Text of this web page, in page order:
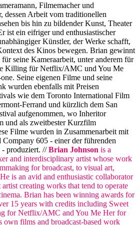
Filmemacher und
dessen Arbeit vom traditionellen
bis hin zu bildender Kunst, Theater
ist ein eifriger und enthusiastischer
Künstler, der Werke schafft,
des Kinos bewegen. Brian gewinnt
für seine Kameraarbeit, unter anderem für
Killing für Netflix/AMC und You Me
Seine eigenen Filme und seine
wurden ebenfalls mit Preisen
wie dem Toronto International Film
Ferrand und kürzlich dem San
aufgenommen, wo Inheritor
und als zweitbester Kurzfilm
Filme wurden in Zusammenarbeit mit
Company 605 - einer der führenden
- produziert. //Brian Johnson is a
and interdisciplinary artist whose work
for broadcast, to visual art,
is an avid and enthusiastic collaborator
creating works that tend to operate
Brian has been winning awards for
15 years with credits including Sweet
for Netflix/AMC and You Me Her for
films and broadcast-based work